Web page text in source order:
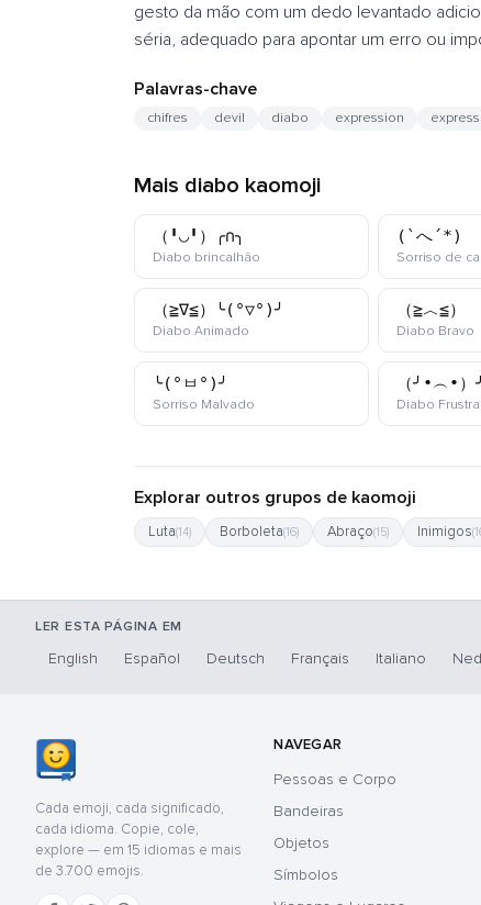
gesto da mão com um dedo levantado
séria, adequado para apontar um erro ou
Palavras-chave
chifres devil diabo expression
Mais diabo kaomoji
（╹◡╹）╭∩╮
Diabo brincalhão
(`へ´*)
Sorriso de
（≧∇≦）╰(°▽°)╯
Diabo Animado
（≧︿≦）
Diabo Bravo
╰(°ㅂ°)╯
Sorriso Malvado
（╯•︵•）╯
Diabo
Explorar outros grupos de kaomoji
Luta(14) Borboleta(16) Abraço(15) Inimigos
LER ESTA PÁGINA EM
English Español Deutsch Français Italiano
Cada emoji, cada significado,
cada idioma. Copie, cole,
explore — em 15 idiomas e mais
de 3.700 emojis.
NAVEGAR
Pessoas e Corpo
Bandeiras
Objetos
Símbolos